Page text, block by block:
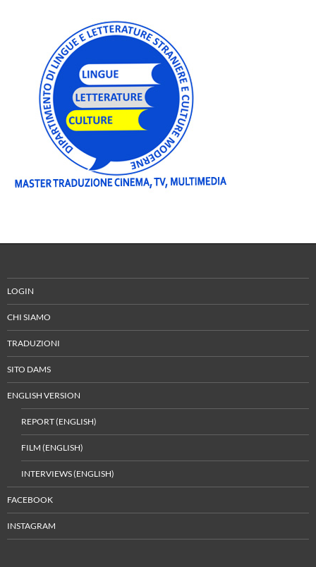
LOGIN
CHI SIAMO
TRADUZIONI
SITO DAMS
ENGLISH VERSION
REPORT (ENGLISH)
FILM (ENGLISH)
INTERVIEWS (ENGLISH)
FACEBOOK
INSTAGRAM